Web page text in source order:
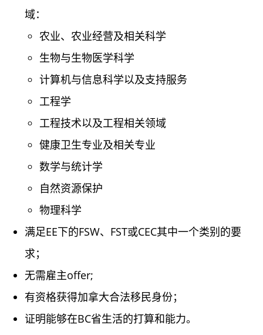
域：
农业、农业经营及相关科学
生物与生物医学科学
计算机与信息科学以及支持服务
工程学
工程技术以及工程相关领域
健康卫生专业及相关专业
数学与统计学
自然资源保护
物理科学
满足EE下的FSW、FST或CEC其中一个类别的要
求；
无需雇主offer;
有资格获得加拿大合法移民身份；
证明能够在BC省生活的打算和能力。